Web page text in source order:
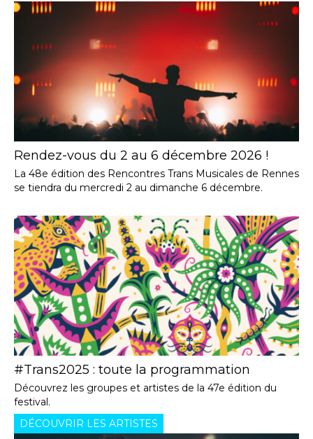
Rendez-vous du 2 au 6 décembre 2026 !
La 48e édition des Rencontres Trans Musicales de Rennes
se tiendra du mercredi 2 au dimanche 6 décembre.
#Trans2025 : toute la programmation
Découvrez les groupes et artistes de la 47e édition du
festival.
DÉCOUVRIR LES ARTISTES